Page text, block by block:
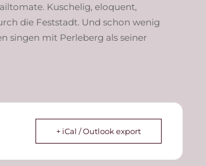
Kuschelig, eloquent,
die Feststadt. Und schon wenig
singen mit Perleberg als seiner
+ iCal / Outlook export